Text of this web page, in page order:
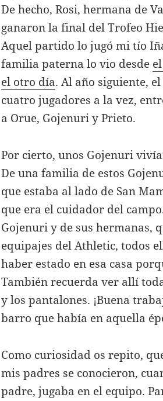
De hecho, Rosi, hermana de
ganaron la final del Trofeo
Aquel partido lo jugó mi tío
familia paterna lo vio desde
el otro día. Al año siguiente,
cuatro jugadores a la vez,
a Orue, Gojenuri y Prieto.
Por cierto, unos Gojenuri
De una familia de estos
que estaba al lado de San
que era el cuidador del
Gojenuri y de sus hermanas,
equipajes del Athletic, todos
haber estado en esa casa
También recuerda ver allí
y los pantalones. ¡Buena
barro que había en aquella
Como curiosidad os repito,
mis padres se conocieron,
padre, jugaba en el equipo.